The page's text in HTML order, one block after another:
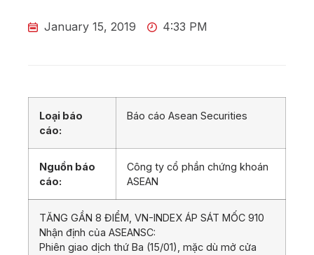
January 15, 2019 4:33 PM
Loại báo
cáo:
Báo cáo Asean Securities
Nguồn báo
cáo:
Công ty cổ phần chứng khoán
ASEAN
TĂNG GẦN 8 ĐIỂM, VN-INDEX ÁP SÁT MỐC 910
Nhận định của ASEANSC:
Phiên giao dịch thứ Ba (15/01), mặc dù mở cửa